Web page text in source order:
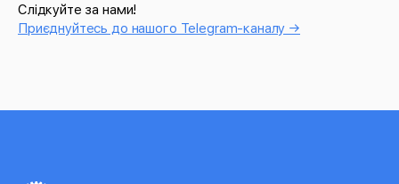
Слідкуйте за нами!
Приєднуйтесь до нашого Telegram-каналу →